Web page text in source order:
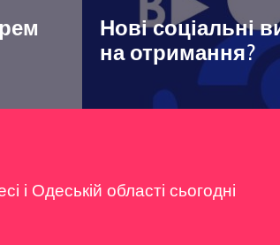
Нові соціальні
на отримання?
і Одеській області сьогодні